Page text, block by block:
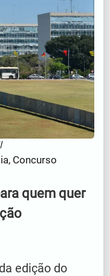
, Concurso
quem quer
edição do